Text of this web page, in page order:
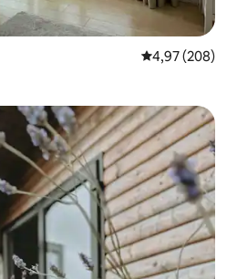
Vidējais
4,97 (208)